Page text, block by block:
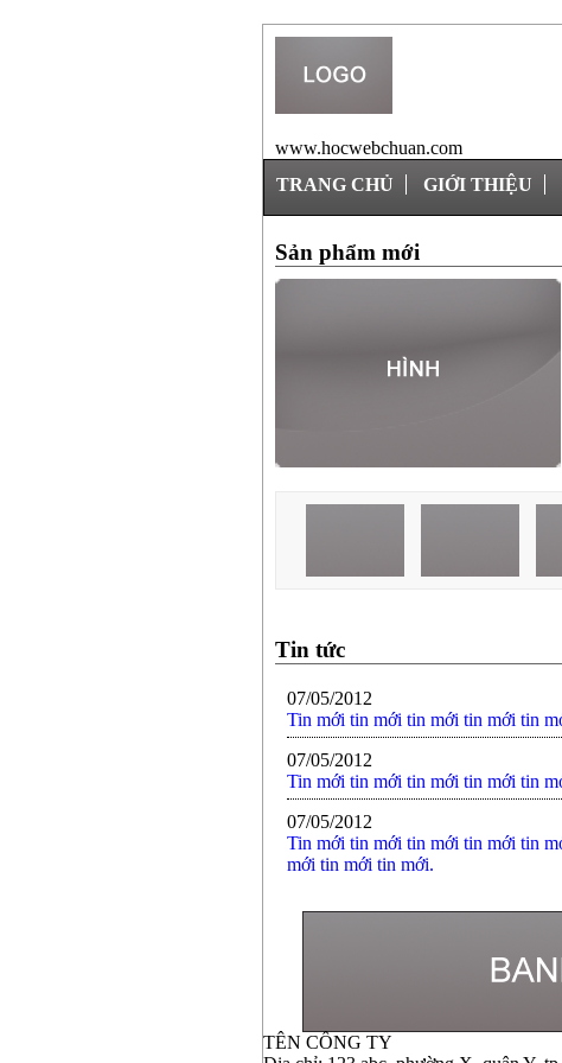
www.hocwebchuan.com
TRANG CHỦ GIỚI THIỆU
Sản phẩm mới
Tin tức
07/05/2012
Tin mới tin mới tin mới tin mới tin
07/05/2012
Tin mới tin mới tin mới tin mới tin
07/05/2012
Tin mới tin mới tin mới tin mới tin
mới tin mới tin mới.
TÊN CÔNG TY